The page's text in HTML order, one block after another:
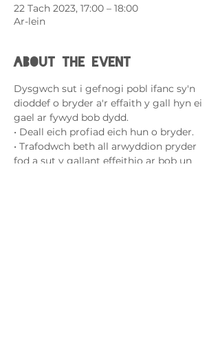
22 Tach 2023, 17:00 – 18:00
Ar-lein
About the event
Dysgwch sut i gefnogi pobl ifanc sy'n
dioddef o bryder a'r effaith y gall hyn ei
gael ar fywyd bob dydd.
• Deall eich profiad eich hun o bryder.
• Trafodwch beth all arwyddion pryder
fod a sut y gallant effeithio ar bob un